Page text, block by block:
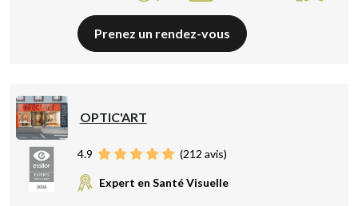
Prenez un rendez-vous
OPTIC'ART
4.9 (212 avis)
Expert en Santé Visuelle